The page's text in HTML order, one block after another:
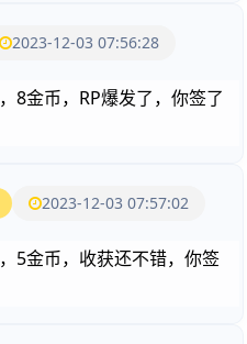
2023-12-03 07:56:28
8金币，RP爆发了，你签了
2023-12-03 07:57:02
5金币，收获还不错，你签